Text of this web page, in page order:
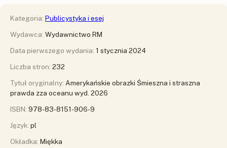
Kategoria: Publicystyka i esej
Wydawca: Wydawnictwo RM
Data pierwszego wydania: 1 stycznia 2024
Liczba stron: 232
Tytuł oryginalny: Amerykańskie obrazki Śmieszna i straszna
prawda zza oceanu wyd. 2026
ISBN: 978-83-8151-906-9
Język: pl
Okładka: Miękka